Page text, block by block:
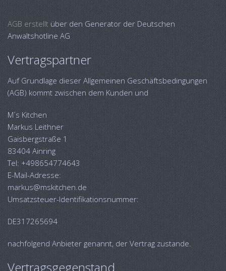
AGB erstellt über den Generator der Deutschen
Anwaltshotline AG
Vertragspartner
Auf Grundlage dieser Allgemeinen Geschäftsbedingungen
(AGB) kommt zwischen dem Kunden und
M´s Kitchen
Markus Leithner
Gaisbergstraße 1
83404 Ainring
Tel: +498654774643
E-Mail-Adresse:
markus@mskitchen.de
Umsatzsteuer-Identifikationsnummer:
DE317265694
nachfolgend Anbieter genannt, der Vertrag zustande.
Vertragsgegenstand